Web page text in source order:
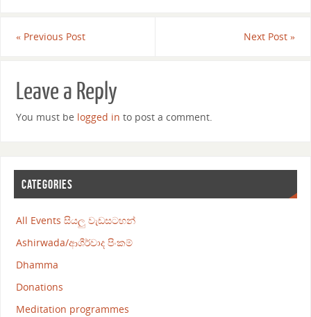
«Previous Post Next Post»
Leave a Reply
You must be logged in to post a comment.
CATEGORIES
All Events සියලු වැඩසටහන්
Ashirwada/ආශීර්වාද පිංකම්
Dhamma
Donations
Meditation programmes